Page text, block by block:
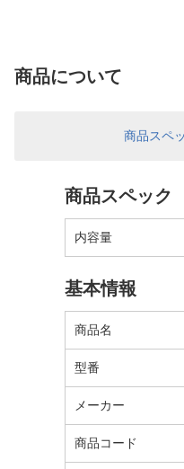
商品について
商品スペ
商品スペック
内容量
基本情報
商品名
型番
メーカー
商品コード